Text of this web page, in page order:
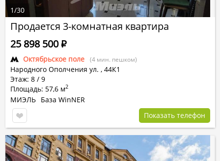
Продается 3-комнатная квартира
Октябрьское поле (4 мин. пешком)
Народного Ополчения ул. , 44К1
Этаж: 8 / 9
Площадь: 57,6 м2
25 898 500Р
МИЭЛЬ База WinNER
Показать телефон
1/30